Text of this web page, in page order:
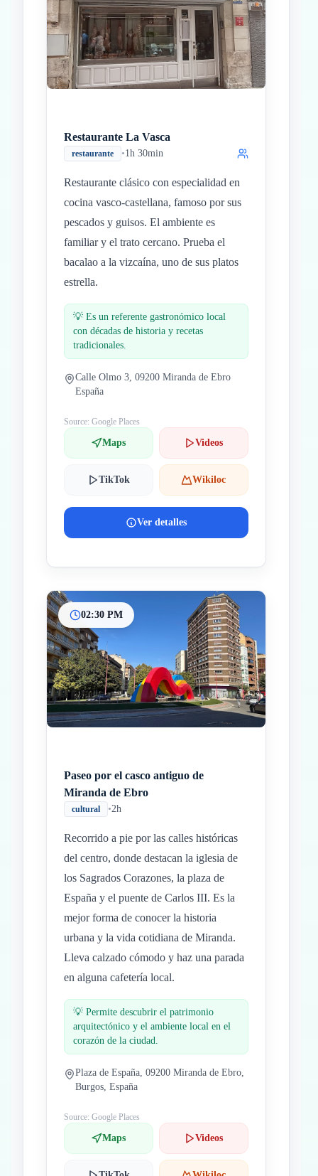
Restaurante La Vasca
restaurante •1h 30min
Restaurante clásico con especialidad en
cocina vasco-castellana, famoso por sus
pescados y guisos. El ambiente es
familiar y el trato cercano. Prueba el
bacalao a la vizcaína, uno de sus platos
estrella.
💡 Es un referente gastronómico local
con décadas de historia y recetas
tradicionales.
Calle Olmo 3, 09200 Miranda de Ebro
España
Source: Google Places
Maps Videos
TikTok Wikiloc
Ver detalles
02:30 PM
Paseo por el casco antiguo de
Miranda de Ebro
cultural •2h
Recorrido a pie por las calles históricas
del centro, donde destacan la iglesia de
los Sagrados Corazones, la plaza de
España y el puente de Carlos III. Es la
mejor forma de conocer la historia
urbana y la vida cotidiana de Miranda.
Lleva calzado cómodo y haz una parada
en alguna cafetería local.
💡 Permite descubrir el patrimonio
arquitectónico y el ambiente local en el
corazón de la ciudad.
Plaza de España, 09200 Miranda de Ebro,
Burgos, España
Source: Google Places
Maps Videos